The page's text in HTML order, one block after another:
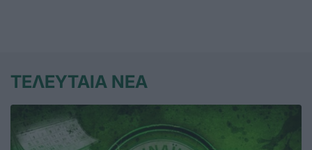
ΤΕΛΕΥΤΑΙΑ ΝΕΑ